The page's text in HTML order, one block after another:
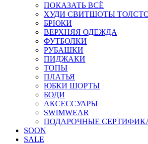
ПОКАЗАТЬ ВСЁ
ХУДИ СВИТШОТЫ
БРЮКИ
ВЕРХНЯЯ ОДЕЖДА
ФУТБОЛКИ
РУБАШКИ
ПИДЖАКИ
ТОПЫ
ПЛАТЬЯ
ЮБКИ ШОРТЫ
БОДИ
АКСЕССУАРЫ
SWIMWEAR
ПОДАРОЧНЫЕ
SOON
SALE